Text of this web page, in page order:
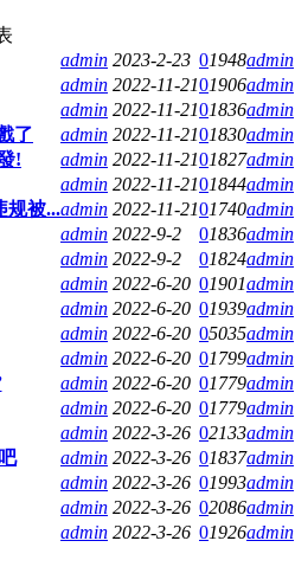
admin 2023-2-23 01948admin
admin 2022-11-2101906admin
admin 2022-11-2101836admin
了
admin 2022-11-2101830admin
!
admin 2022-11-2101827admin
admin 2022-11-2101844admin
规被...admin 2022-11-2101740admin
admin 2022-9-2 01836admin
admin 2022-9-2 01824admin
admin 2022-6-20 01901admin
admin 2022-6-20 01939admin
admin 2022-6-20 05035admin
admin 2022-6-20 01799admin
admin 2022-6-20 01779admin
admin 2022-6-20 01779admin
admin 2022-3-26 02133admin
admin 2022-3-26 01837admin
admin 2022-3-26 01993admin
admin 2022-3-26 02086admin
admin 2022-3-26 01926admin